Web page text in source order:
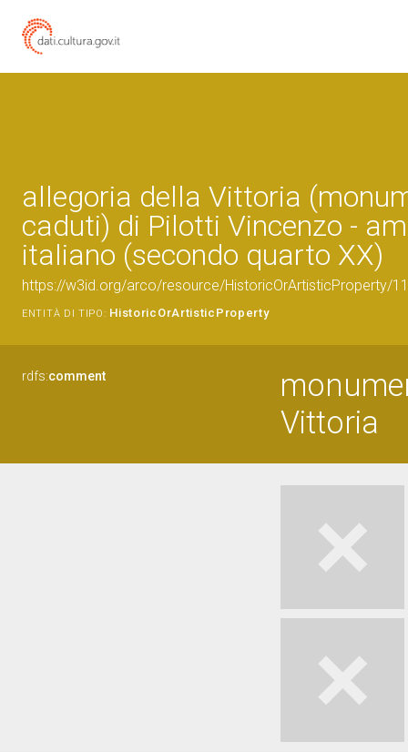
allegoria della Vittoria
caduti) di Pilotti Vincenzo -
italiano (secondo quarto XX)
https://w3id.org/arco/resource/HistoricOrArtisticProperty/
ENTITÀ DI TIPO: HistoricOrArtisticProperty
rdfs:comment
Vittoria